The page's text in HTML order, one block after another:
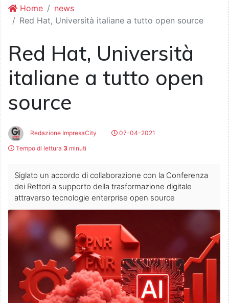
Home
news
Red Hat, Università italiane a tutto open source
Red Hat, Università
italiane a tutto open
source
Redazione ImpresaCity
07-04-2021
Tempo di lettura 3 minuti
Siglato un accordo di collaborazione con la Conferenza
dei Rettori a supporto della trasformazione digitale
attraverso tecnologie enterprise open source